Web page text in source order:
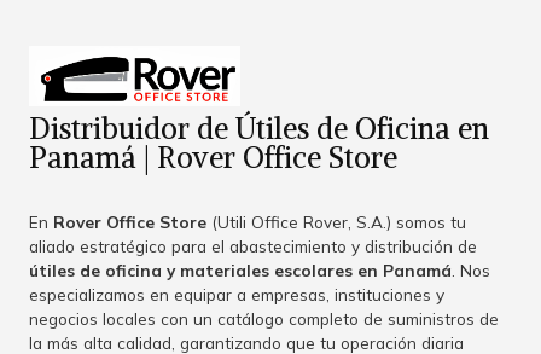
Distribuidor de Útiles de Oficina en
Panamá | Rover Office Store
En Rover Office Store (Utili Office Rover, S.A.) somos tu
aliado estratégico para el abastecimiento y distribución de
útiles de oficina y materiales escolares en Panamá . Nos
especializamos en equipar a empresas, instituciones y
negocios locales con un catálogo completo de suministros de
la más alta calidad, garantizando que tu operación diaria